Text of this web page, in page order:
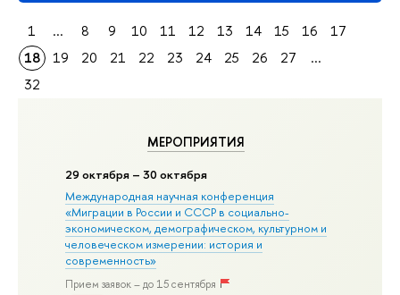
МЕРОПРИЯТИЯ
29 октября – 30 октября
Международная научная конференция
«Миграции в Росcии и СССР в социально-
экономическом, демографическом, культурном и
человеческом измерении: история и
современность»
Прием заявок – до 15 сентября
1 ... 8 9 10 11 12 13 14 15 16
17
18
19 20 21 22 23 24 25 26 27
...
32